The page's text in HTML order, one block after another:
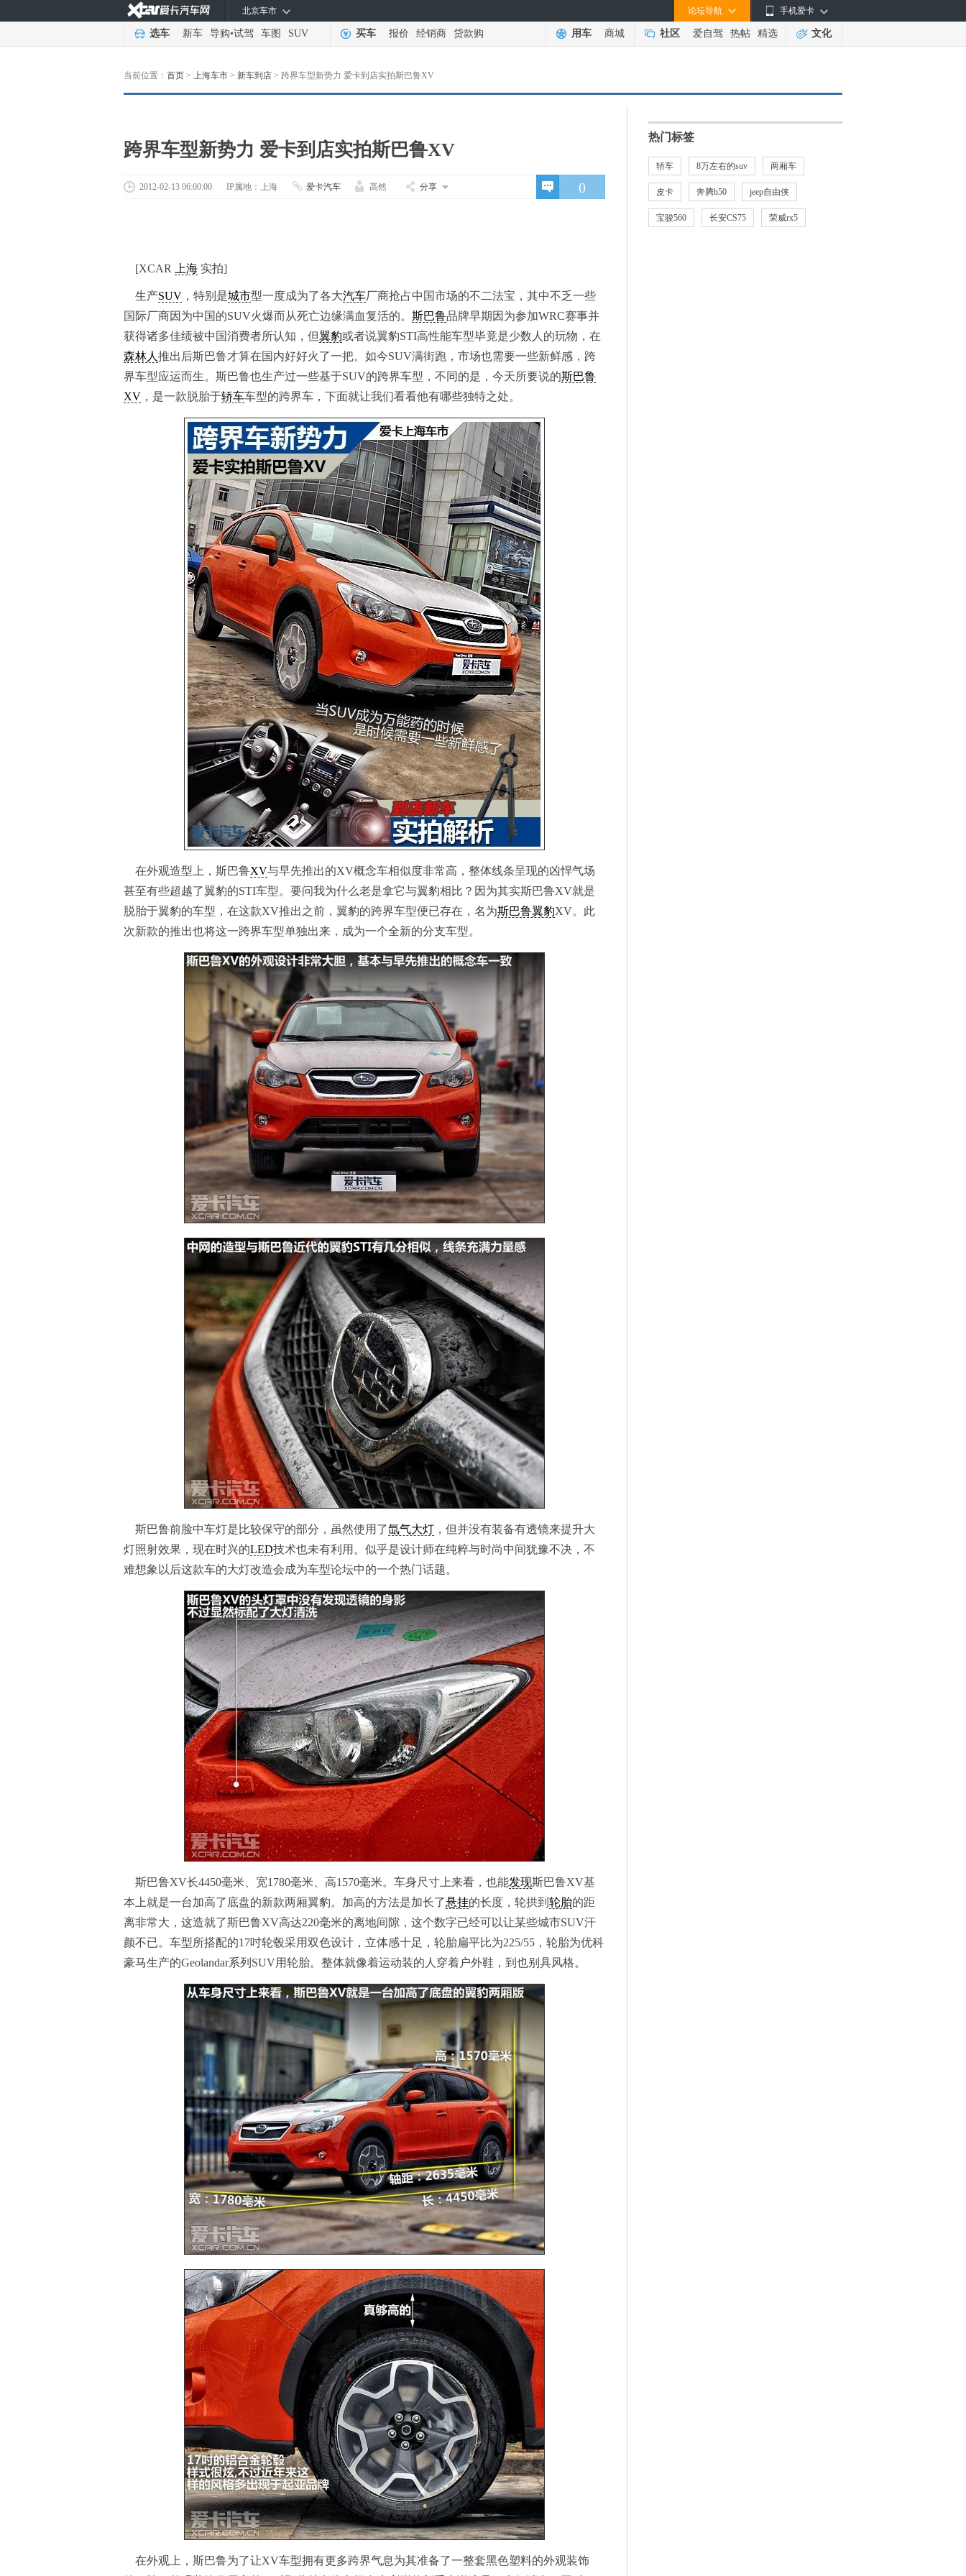
手机爱卡
论坛导航
北京车市
选车 新车 导购•试驾 车图 SUV 买车 报价 经销商 贷款购 用车 商城 社区 爱自驾 热帖 精选 文化
当前位置： 首页 > 上海车市 > 新车到店 > 跨界车型新势力 爱卡到店实拍斯巴鲁XV
跨界车型新势力 爱卡到店实拍斯巴鲁XV
0
2012-02-13 06:00:00 IP属地：上海 爱卡汽车 高然 分享
[XCAR 上海 实拍]
生产SUV ，特别是城市型一度成为了各大汽车厂商抢占中国市场的不二法宝，其中不乏一些
国际厂商因为中国的SUV火爆而从死亡边缘满血复活的。 斯巴鲁品牌早期因为参加WRC赛事并
获得诸多佳绩被中国消费者所认知，但翼豹或者说翼豹STI高性能车型毕竟是少数人的玩物，在
森林人 推出后斯巴鲁才算在国内好好火了一把。如今SUV满街跑，市场也需要一些新鲜感，跨
界车型应运而生。斯巴鲁也生产过一些基于SUV的跨界车型，不同的是，今天所要说的斯巴鲁
XV ，是一款脱胎于轿车车型的跨界车，下面就让我们看看他有哪些独特之处。
在外观造型上，斯巴鲁XV与早先推出的XV概念车相似度非常高，整体线条呈现的凶悍气场
甚至有些超越了翼豹的STI车型。要问我为什么老是拿它与翼豹相比？因为其实斯巴鲁XV就是
脱胎于翼豹的车型，在这款XV推出之前，翼豹的跨界车型便已存在，名为斯巴鲁翼豹XV。此
次新款的推出也将这一跨界车型单独出来，成为一个全新的分支车型。
斯巴鲁前脸中车灯是比较保守的部分，虽然使用了氙气大灯 ，但并没有装备有透镜来提升大
灯照射效果，现在时兴的LED技术也未有利用。似乎是设计师在纯粹与时尚中间犹豫不决，不
难想象以后这款车的大灯改造会成为车型论坛中的一个热门话题。
斯巴鲁XV长4450毫米、宽1780毫米、高1570毫米。车身尺寸上来看，也能发现斯巴鲁XV基
本上就是一台加高了底盘的新款两厢翼豹。加高的方法是加长了悬挂的长度，轮拱到 轮胎的距
离非常大，这造就了斯巴鲁XV高达220毫米的离地间隙，这个数字已经可以让某些城市SUV汗
颜不已。车型所搭配的17吋轮毂采用双色设计，立体感十足，轮胎扁平比为225/55，轮胎为优科
豪马生产的Geolandar系列SUV用轮胎。整体就像着运动装的人穿着户外鞋，到也别具风格。
在外观上，斯巴鲁为了让XV车型拥有更多跨界气息为其准备了一整套黑色塑料的外观装饰
热门标签
轿车 8万左右的suv 两厢车
皮卡 奔腾b50 jeep自由侠
宝骏560 长安CS75 荣威rx5